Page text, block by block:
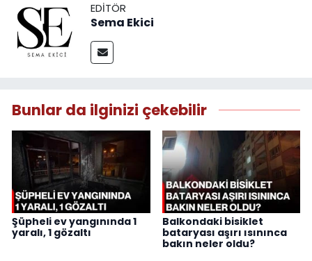
EDITÖR
Sema Ekici
Bunlar da ilginizi çekebilir
Şüpheli ev yangınında 1
yaralı, 1 gözaltı
Balkondaki bisiklet
bataryası aşırı ısınınca
bakın neler oldu?